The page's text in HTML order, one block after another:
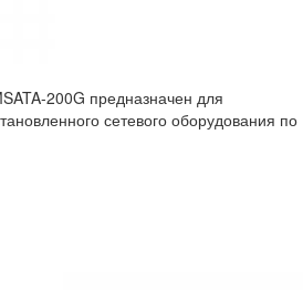
200G предназначен для
сетевого оборудования по